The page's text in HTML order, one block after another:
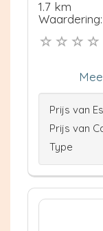
1.7 km
Waardering:
Prijs van
Prijs van
Type